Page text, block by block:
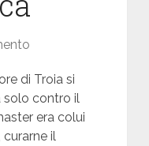
di Troia si
solo contro il
era colui
il